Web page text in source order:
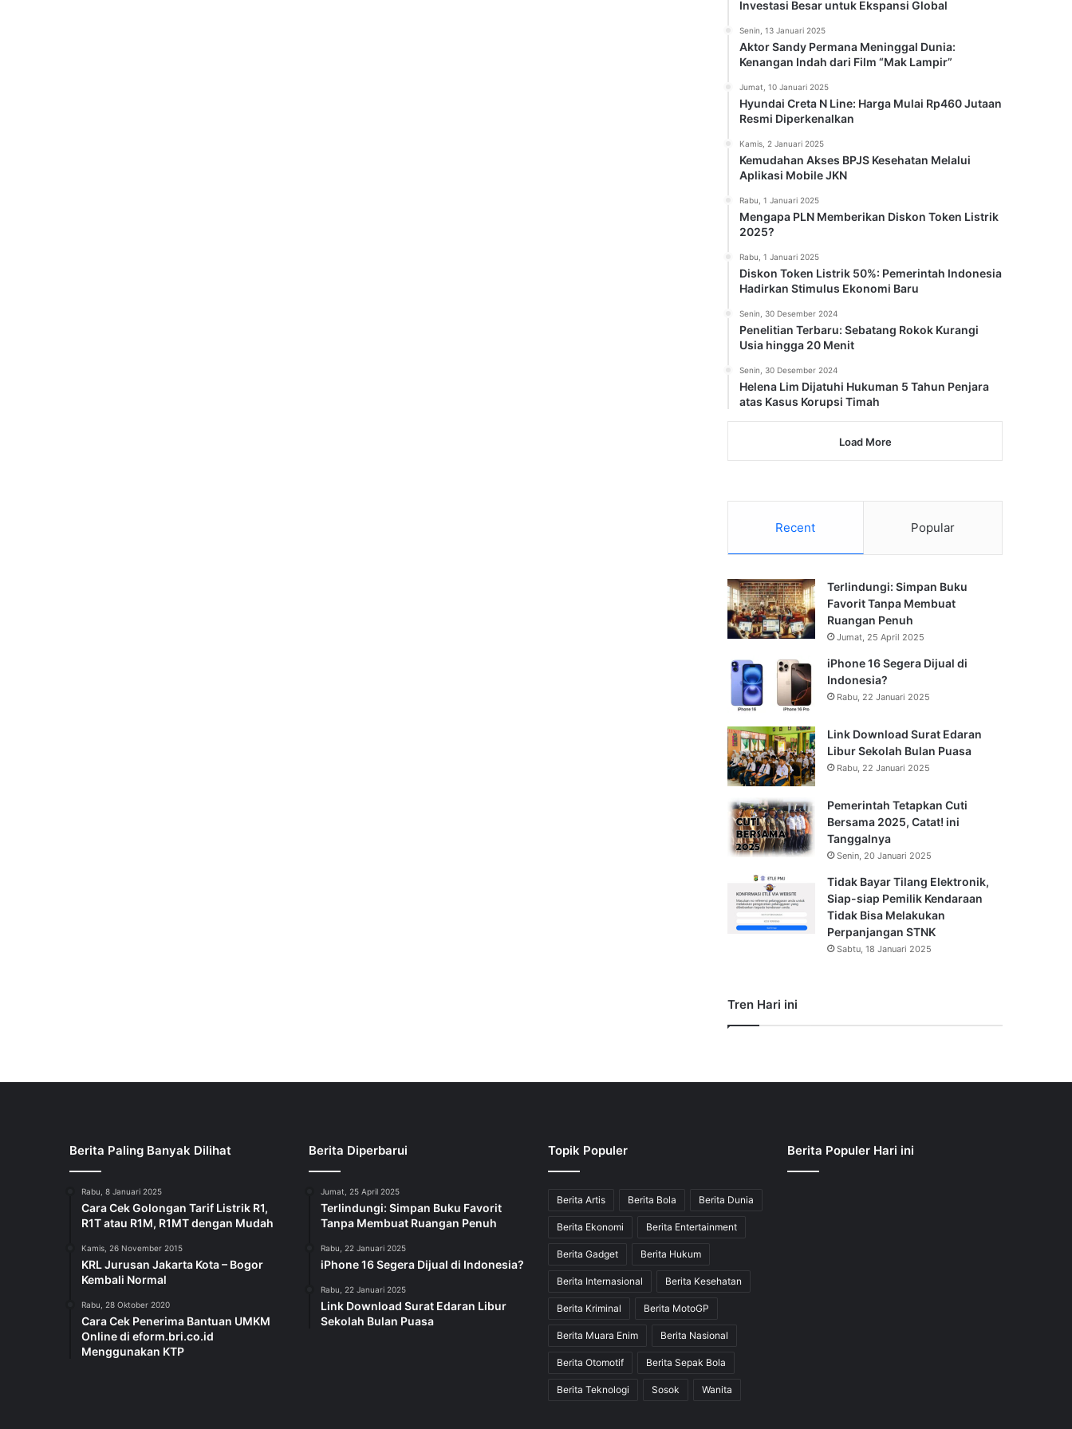
Investasi Besar untuk Ekspansi Global
Senin, 13 Januari 2025
Aktor Sandy Permana Meninggal Dunia:
Kenangan Indah dari Film “Mak Lampir”
Jumat, 10 Januari 2025
Hyundai Creta N Line: Harga Mulai Rp460 Jutaan
Resmi Diperkenalkan
Kamis, 2 Januari 2025
Kemudahan Akses BPJS Kesehatan Melalui
Aplikasi Mobile JKN
Rabu, 1 Januari 2025
Mengapa PLN Memberikan Diskon Token Listrik
2025?
Rabu, 1 Januari 2025
Diskon Token Listrik 50%: Pemerintah Indonesia
Hadirkan Stimulus Ekonomi Baru
Senin, 30 Desember 2024
Penelitian Terbaru: Sebatang Rokok Kurangi
Usia hingga 20 Menit
Senin, 30 Desember 2024
Helena Lim Dijatuhi Hukuman 5 Tahun Penjara
atas Kasus Korupsi Timah
Load More
Recent Popular
Terlindungi: Simpan Buku
Favorit Tanpa Membuat
Ruangan Penuh
Jumat, 25 April 2025
iPhone 16 Segera Dijual di
Indonesia?
Rabu, 22 Januari 2025
Link Download Surat Edaran
Libur Sekolah Bulan Puasa
Rabu, 22 Januari 2025
Pemerintah Tetapkan Cuti
Bersama 2025, Catat! ini
Tanggalnya
Senin, 20 Januari 2025
Tidak Bayar Tilang Elektronik,
Siap-siap Pemilik Kendaraan
Tidak Bisa Melakukan
Perpanjangan STNK
Sabtu, 18 Januari 2025
Tren Hari ini
Berita Paling Banyak Dilihat
Rabu, 8 Januari 2025
Cara Cek Golongan Tarif Listrik R1,
R1T atau R1M, R1MT dengan Mudah
Kamis, 26 November 2015
KRL Jurusan Jakarta Kota – Bogor
Kembali Normal
Rabu, 28 Oktober 2020
Cara Cek Penerima Bantuan UMKM
Online di eform.bri.co.id
Menggunakan KTP
Berita Diperbarui
Jumat, 25 April 2025
Terlindungi: Simpan Buku Favorit
Tanpa Membuat Ruangan Penuh
Rabu, 22 Januari 2025
iPhone 16 Segera Dijual di Indonesia?
Rabu, 22 Januari 2025
Link Download Surat Edaran Libur
Sekolah Bulan Puasa
Topik Populer
Berita Artis Berita Bola Berita Dunia
Berita Ekonomi Berita Entertainment
Berita Gadget Berita Hukum
Berita Internasional Berita Kesehatan
Berita Kriminal Berita MotoGP
Berita Muara Enim Berita Nasional
Berita Otomotif Berita Sepak Bola
Berita Teknologi Sosok Wanita
Berita Populer Hari ini